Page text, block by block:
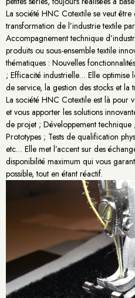
La société HNC Cotextile se veut être
transformation de l’industrie textile
Accompagnement technique
produits ou sous-ensemble textile
thématiques : Nouvelles
; Efficacité industrielle… Elle
de service, la gestion des stocks et la
La société HNC Cotextile est là pour
et vous apporter les solutions
de projet ; Développement technique
Prototypes ; Tests de qualification
etc… Elle met l’accent sur des
disponibilité maximum qui vous
possible, tout en étant réactif.